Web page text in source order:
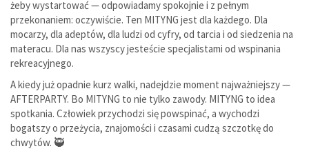
żeby wystartować — odpowiadamy spokojnie i z pełnym
przekonaniem: oczywiście. Ten MITYNG jest dla każdego. Dla
mocarzy, dla adeptów, dla ludzi od cyfry, od tarcia i od siedzenia na
materacu. Dla nas wszyscy jesteście specjalistami od wspinania
rekreacyjnego.
A kiedy już opadnie kurz walki, nadejdzie moment najważniejszy —
AFTERPARTY. Bo MITYNG to nie tylko zawody. MITYNG to idea
spotkania. Człowiek przychodzi się powspinać, a wychodzi
bogatszy o przeżycia, znajomości i czasami cudzą szczotkę do
chwytów. 🥷